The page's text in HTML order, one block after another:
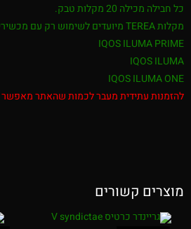
כל חבילה מכילה 20 מקלות טבק.
מקלות TEREA מיועדים לשימוש רק עם מכשירי ILUMA:
IQOS ILUMA PRIME
IQOS ILUMA
IQOS ILUMA ONE
להזמנות עתידית מעבר לכמות שהאתר מאפשר ניתן לפנות לוואטסאפ 052-
מוצרים קשורים